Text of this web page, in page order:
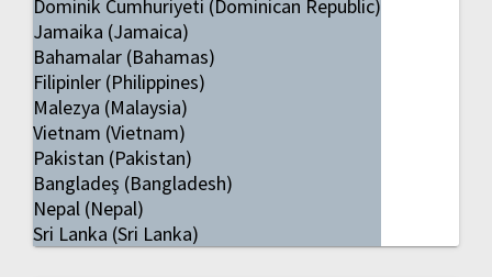
Dominik Cumhuriyeti (Dominican Republic)
Jamaika (Jamaica)
Bahamalar (Bahamas)
Filipinler (Philippines)
Malezya (Malaysia)
Vietnam (Vietnam)
Pakistan (Pakistan)
Bangladeş (Bangladesh)
Nepal (Nepal)
Sri Lanka (Sri Lanka)